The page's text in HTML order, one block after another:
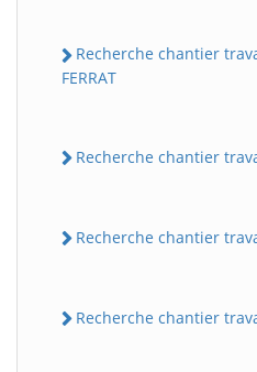
Recherche chantier
FERRAT
Recherche chantier
Recherche chantier
Recherche chantier